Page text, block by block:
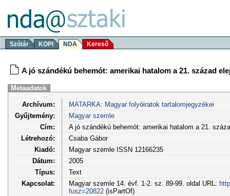
Szótár KOPI NDA Kereső
A jó szándékú behemót: amerikai hatalom a 21. század
Metaadatok
Archívum:
MATARKA: Magyar folyóiratok tartalomjegyzékei
Gyűjtemény:
Magyar szemle
Cím:
A jó szándékú behemót: amerikai hatalom a 21.
Létrehozó:
Csaba Gábor
Kiadó:
Magyar szemle ISSN 12166235
Dátum:
2005
Típus:
Text
Kapcsolat:
Magyar szemle 14. évf. 1-2. sz. 89-99. oldal URL:
fusz=20822(isPartOf)